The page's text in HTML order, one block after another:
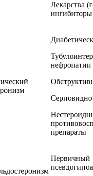
Лекарства
нефропатии
препараты
Первичный